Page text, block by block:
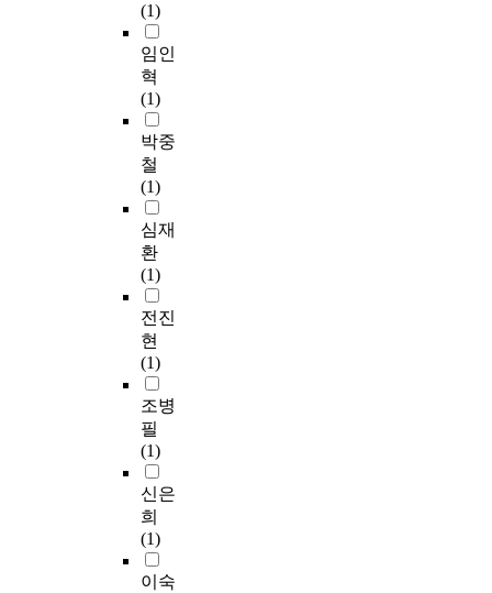
(1)
임인
혁
(1)
박중
철
(1)
심재
환
(1)
전진
현
(1)
조병
필
(1)
신은
희
(1)
이숙